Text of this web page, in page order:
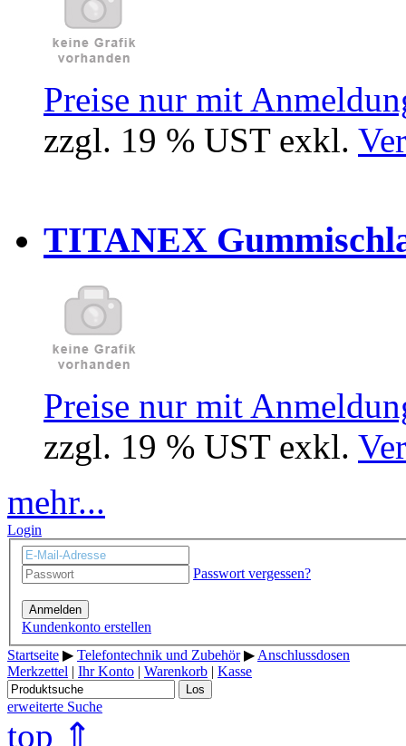
Preise nur mit
zzgl. 19 % UST exkl.
TITANEX
Preise nur mit
zzgl. 19 % UST exkl.
mehr...
Login
Passwort vergessen?
Anmelden
Kundenkonto erstellen
Startseite ▶ Telefontechnik und Zubehör▶ Anschlussdosen
Merkzettel | Ihr Konto | Warenkorb | Kasse
Los
erweiterte Suche
top ⇑